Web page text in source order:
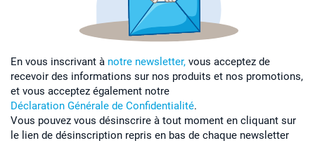
En vous inscrivant à notre newsletter, vous acceptez de
recevoir des informations sur nos produits et nos promotions,
et vous acceptez également notre
Déclaration Générale de Confidentialité.
Vous pouvez vous désinscrire à tout moment en cliquant sur
le lien de désinscription repris en bas de chaque newsletter